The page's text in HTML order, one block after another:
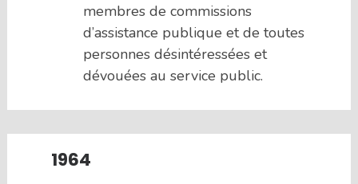
membres de commissions
d’assistance publique et de toutes
personnes désintéressées et
dévouées au service public.
1964